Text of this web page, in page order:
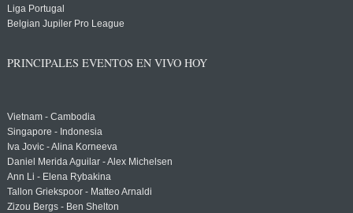
Liga Portugal
Belgian Jupiler Pro League
PRINCIPALES EVENTOS EN VIVO HOY
Vietnam - Cambodia
Singapore - Indonesia
Iva Jovic - Alina Korneeva
Daniel Merida Aguilar - Alex Michelsen
Ann Li - Elena Rybakina
Tallon Griekspoor - Matteo Arnaldi
Zizou Bergs - Ben Shelton